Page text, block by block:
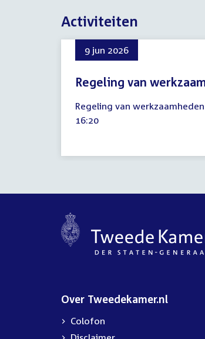
Activiteiten
9 jun 2026
Regeling van
juni
2026
Regeling van werkzaamheden
Tijd
16:20
Over Tweedekamer.nl
Colofon